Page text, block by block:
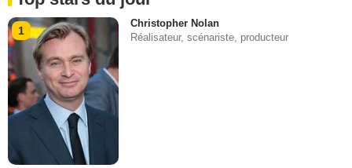
1
Christopher Nolan
Réalisateur, scénariste, producteur